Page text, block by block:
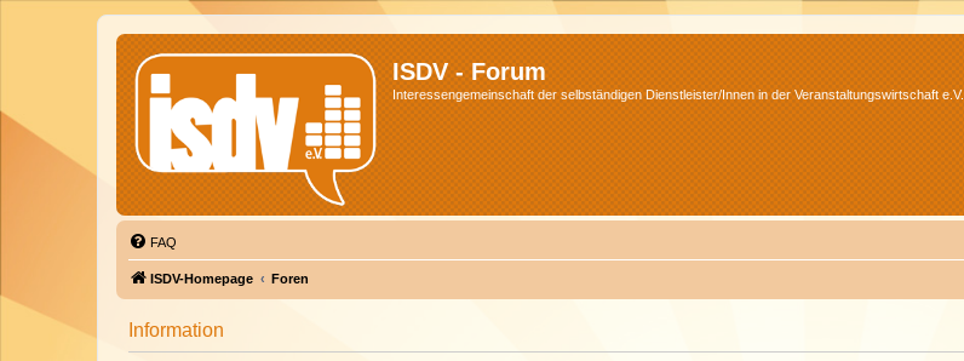
ISDV - Forum
Interessengemeinschaft der selbständigen Dienstleister/Innen in der Veranstaltungswirtschaft e.V.
FAQ
ISDV-Homepage Foren
Information